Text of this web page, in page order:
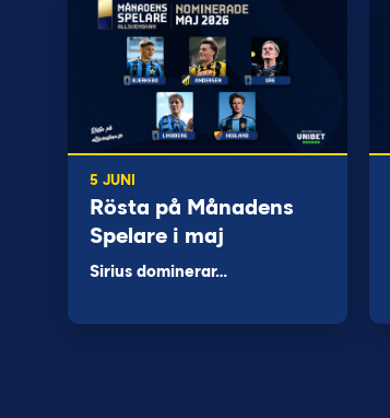
5 JUNI
Rösta på Månadens
Spelare i maj
Sirius dominerar…